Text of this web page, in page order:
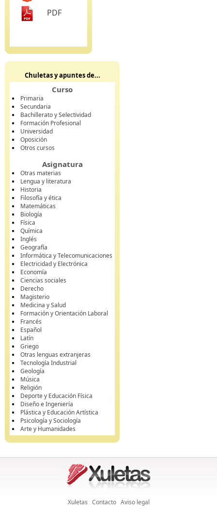
PDF
Chuletas y apuntes de...
Curso
Primaria
Secundaria
Bachillerato y Selectividad
Formación Profesional
Universidad
Oposición
Otros cursos
Asignatura
Otras materias
Lengua y literatura
Historia
Filosofía y ética
Matemáticas
Biología
Física
Química
Inglés
Geografía
Informática y Telecomunicaciones
Electricidad y Electrónica
Economía
Ciencias sociales
Derecho
Magisterio
Medicina y Salud
Formación y Orientación Laboral
Francés
Español
Latín
Griego
Otras lenguas extranjeras
Tecnología Industrial
Geología
Música
Religión
Deporte y Educación Física
Diseño e Ingeniería
Plástica y Educación Artística
Psicología y Sociología
Arte y Humanidades
Xuletas Contacto Aviso legal